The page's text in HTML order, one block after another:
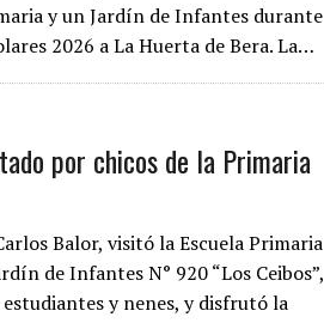
y un Jardín de Infantes durante
2026 a La Huerta de Bera. La…
por chicos de la Primaria
Balor, visitó la Escuela Primaria
de Infantes N° 920 “Los Ceibos”,
y nenes, y disfrutó la